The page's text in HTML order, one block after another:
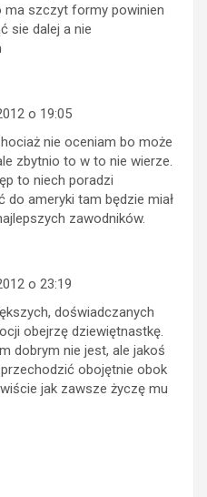
ma szczyt formy powinien
sie dalej a nie
o 19:05
nie oceniam bo może
zbytnio to w to nie wierze.
to niech poradzi
do ameryki tam będzie miał
zawodników.
o 23:19
doświadczanych
obejrzę dziewiętnastkę.
dobrym nie jest, ale jakoś
obojętnie obok
jak zawsze życzę mu